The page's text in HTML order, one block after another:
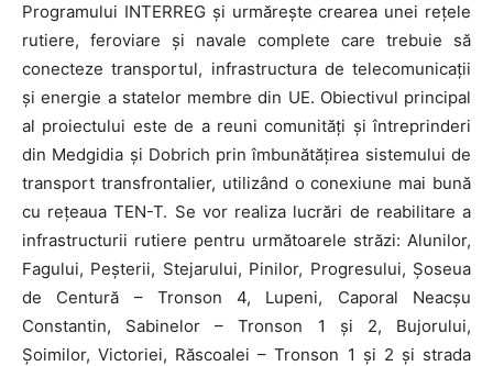
Programului INTERREG și urmărește crearea unei rețele
rutiere, feroviare și navale complete care trebuie să
conecteze transportul, infrastructura de telecomunicații
și energie a statelor membre din UE. Obiectivul principal
al proiectului este de a reuni comunități și întreprinderi
din Medgidia și Dobrich prin îmbunătățirea sistemului de
transport transfrontalier, utilizând o conexiune mai bună
cu rețeaua TEN-T. Se vor realiza lucrări de reabilitare a
infrastructurii rutiere pentru următoarele străzi: Alunilor,
Fagului, Peșterii, Stejarului, Pinilor, Progresului, Șoseua
de Centură – Tronson 4, Lupeni, Caporal Neacșu
Constantin, Sabinelor – Tronson 1 și 2, Bujorului,
Șoimilor, Victoriei, Răscoalei – Tronson 1 și 2 și strada